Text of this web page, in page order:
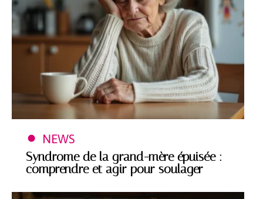
NEWS
Syndrome de la grand-mère épuisée :
comprendre et agir pour soulager